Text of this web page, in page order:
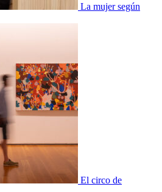
La mujer según
El circo de